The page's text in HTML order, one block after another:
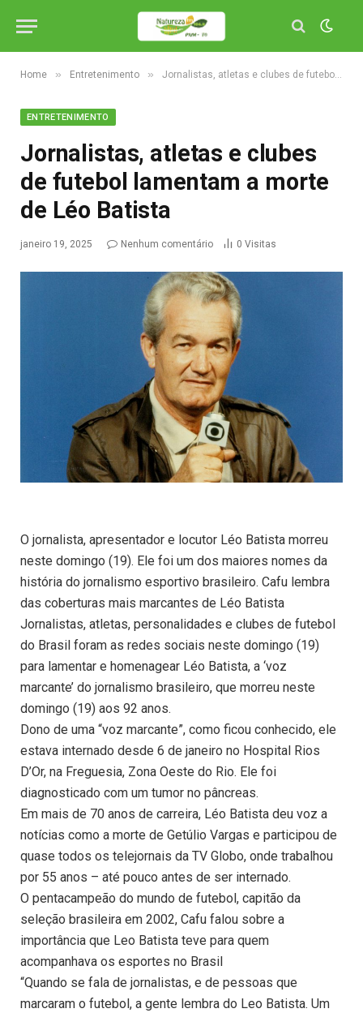
Home » Entretenimento » Jornalistas, atletas e clubes de futebol lamentam a morte de Léo Batista
ENTRETENIMENTO
Jornalistas, atletas e clubes
de futebol lamentam a morte
de Léo Batista
janeiro 19, 2025 Nenhum comentário 0 Visitas
O jornalista, apresentador e locutor Léo Batista morreu
neste domingo (19). Ele foi um dos maiores nomes da
história do jornalismo esportivo brasileiro. Cafu lembra
das coberturas mais marcantes de Léo Batista
Jornalistas, atletas, personalidades e clubes de futebol
do Brasil foram as redes sociais neste domingo (19)
para lamentar e homenagear Léo Batista, a ‘voz
marcante’ do jornalismo brasileiro, que morreu neste
domingo (19) aos 92 anos.
Dono de uma “voz marcante”, como ficou conhecido, ele
estava internado desde 6 de janeiro no Hospital Rios
D’Or, na Freguesia, Zona Oeste do Rio. Ele foi
diagnosticado com um tumor no pâncreas.
Em mais de 70 anos de carreira, Léo Batista deu voz a
notícias como a morte de Getúlio Vargas e participou de
quase todos os telejornais da TV Globo, onde trabalhou
por 55 anos – até pouco antes de ser internado.
O pentacampeão do mundo de futebol, capitão da
seleção brasileira em 2002, Cafu falou sobre a
importância que Leo Batista teve para quem
acompanhava os esportes no Brasil
“Quando se fala de jornalistas, e de pessoas que
marcaram o futebol, a gente lembra do Leo Batista. Um